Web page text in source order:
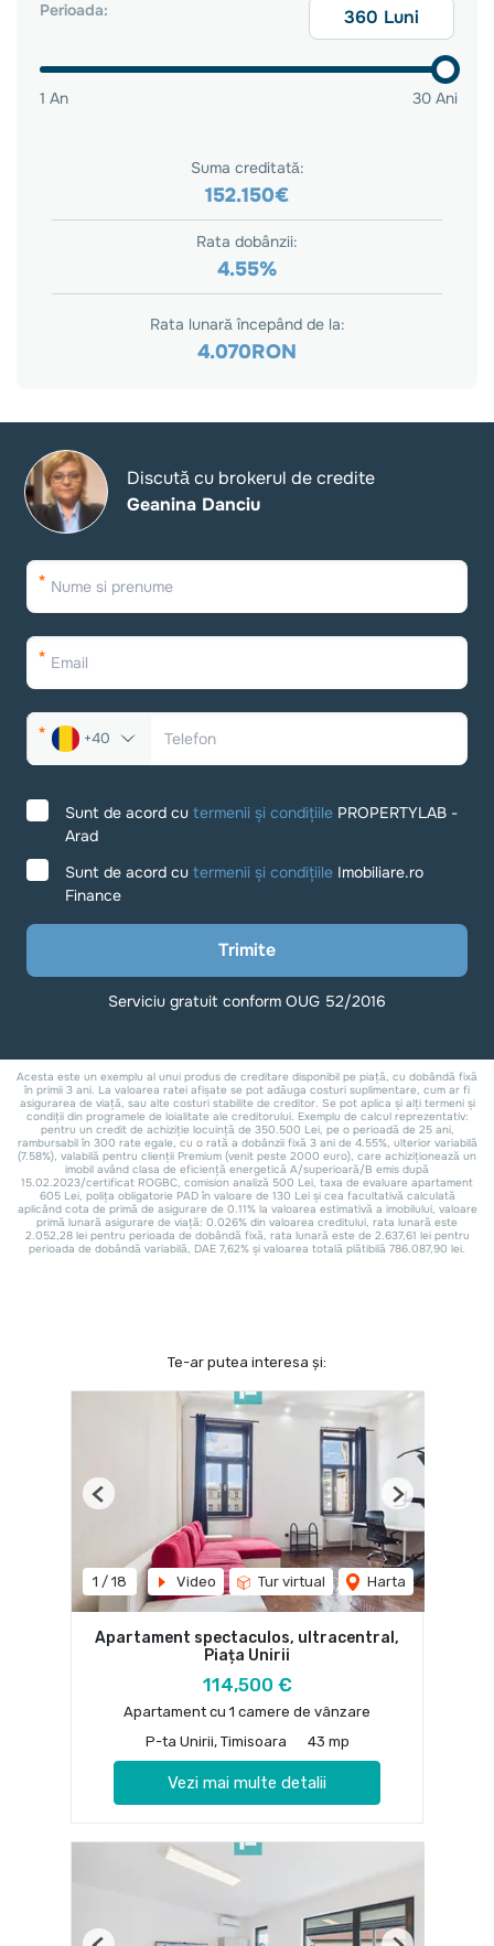
Te-ar putea interesa și:
1 / 18 Video Tur virtual Harta
Previous Next
Apartament spectaculos, ultracentral,
Piața Unirii
114,500 €
Apartament cu 1 camere de vânzare
P-ta Unirii, Timisoara
43 mp
Vezi mai multe detalii